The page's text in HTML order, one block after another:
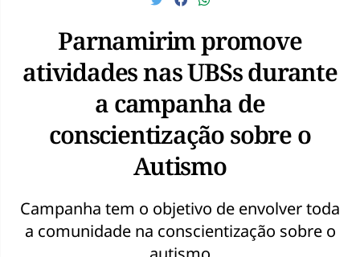
Parnamirim promove
atividades nas UBSs durante
a campanha de
conscientização sobre o
Autismo
Campanha tem o objetivo de envolver toda
a comunidade na conscientização sobre o